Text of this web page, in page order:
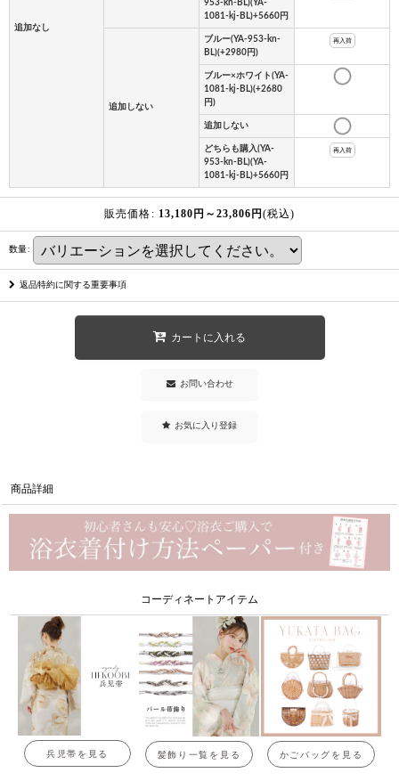
追加なし
953-kn-BL)(YA-
1081-kj-BL)+5660円
追加しない
ブルー(YA-953-kn-
BL)(+2980円)
再入荷
ブルー×ホワイト(YA-
1081-kj-BL)(+2680
円)
追加しない
どちらも購入(YA-
953-kn-BL)(YA-
1081-kj-BL)+5660円
再入荷
販売価格 : 13,180円 ～23,806円(税込)
数量:
返品特約に関する重要事項
カートに入れる
お問い合わせ
お気に入り登録
商品詳細
コーディネートアイテム
兵児帯を見る 髪飾り一覧を見る かごバッグを見る